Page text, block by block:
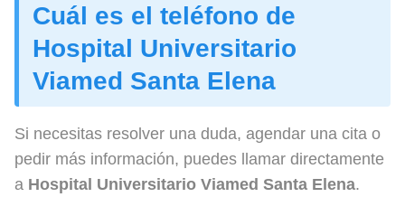
Cuál es el teléfono de
Hospital Universitario
Viamed Santa Elena
Si necesitas resolver una duda, agendar una cita o
pedir más información, puedes llamar directamente
a Hospital Universitario Viamed Santa Elena.